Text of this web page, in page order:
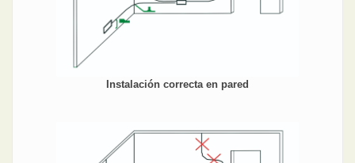
Instalación correcta en pared